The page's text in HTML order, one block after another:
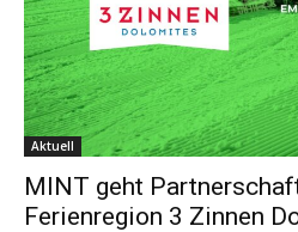
Aktuell
MINT geht
Ferienregion 3 Zinnen